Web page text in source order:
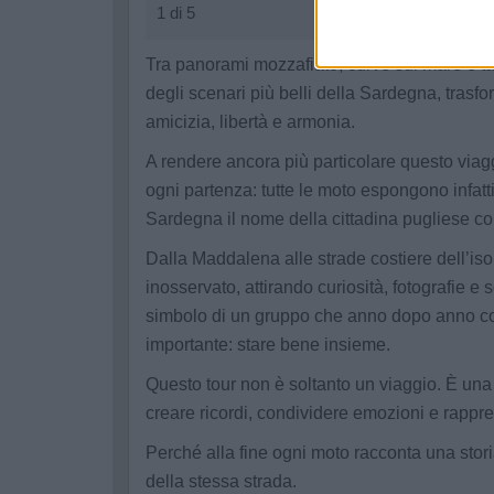
1 di 5
Tra panorami mozzafiato, curve sul mare e
degli scenari più belli della Sardegna,
amicizia, libertà e armonia.
A rendere ancora più particolare questo
ogni partenza: tutte le moto espongono
Sardegna il nome della cittadina pugliese
Dalla Maddalena alle strade costiere
inosservato, attirando curiosità, fotografie e
simbolo di un gruppo che anno dopo anno
importante: stare bene insieme.
Questo tour non è soltanto un viaggio. È
creare ricordi, condividere emozioni e
Perché alla fine ogni moto racconta una
della stessa strada.